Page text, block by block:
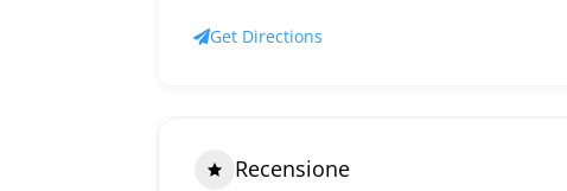
Get Directions
Recensione